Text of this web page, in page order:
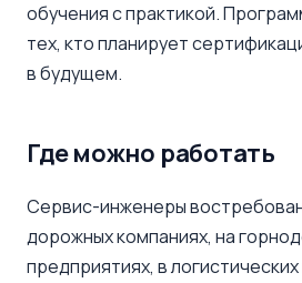
обучения с практикой.
тех, кто планирует
в будущем.
Где можно работать
Сервис-инженеры
дорожных компаниях, на
предприятиях, в